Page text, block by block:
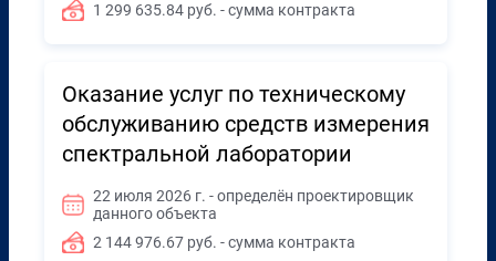
1 299 635.84 руб. - сумма контракта
Оказание услуг по техническому
обслуживанию средств измерения
спектральной лаборатории
22 июля 2026 г. - определён проектировщик
данного объекта
2 144 976.67 руб. - сумма контракта